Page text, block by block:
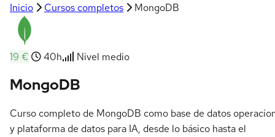
Inicio Cursos completos MongoDB
19 € 40h Nivel medio
MongoDB
Curso completo de MongoDB como base de datos
y plataforma de datos para IA, desde lo básico hasta el